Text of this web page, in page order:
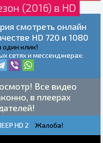
(2016) в HD
смотреть онлайн
HD 720 и 1080
один клик!
сетях и мессенджерах:
Все видео
в плеерах
HD 2 Жалоба!